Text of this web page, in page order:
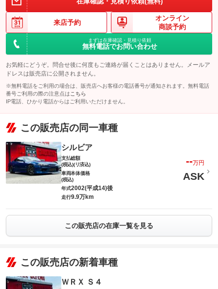
来店予約
オンライン
商談予約
まずは在庫確認・見積り依頼
無料電話でお問い合わせ
お気軽にどうぞ。問合せ後に何度もご連絡が届くことはありません。メールア
ドレスは販売店に公開されません。
※無料電話をご利用の場合は、販売店へお客様の電話番号が通知されます。無料電話
番号ご利用の際の注意点は こちら
IP電話、ひかり電話からはご利用いただけません。
この販売店の同一車種
シルビア
支払総額
(税込)(リ済込)
--万円
車両本体価格
(税込)
ASK
年式2002(平成14)後
走行9.9万km
この販売店の在庫一覧を見る
この販売店の新着車種
ＷＲＸ Ｓ４